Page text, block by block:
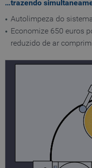
…trazendo
Autolimpeza do
Economize 650 euros
reduzido de ar